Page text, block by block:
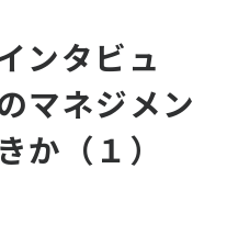
ンタビュ
マネジメン
か（１）